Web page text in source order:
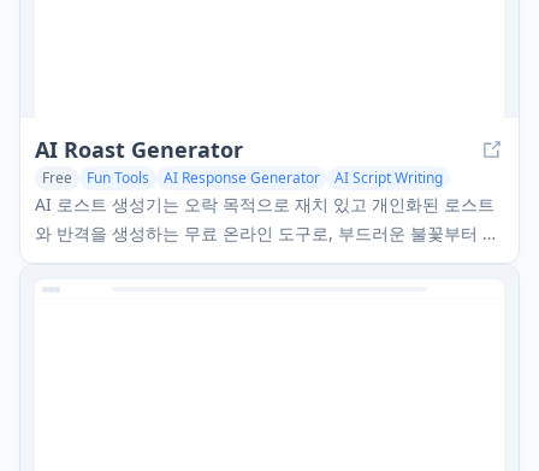
AI Roast Generator
Free Fun Tools AI Response Generator AI Script Writing
AI 로스트 생성기는 오락 목적으로 재치 있고 개인화된 로스트
와 반격을 생성하는 무료 온라인 도구로, 부드러운 불꽃부터 잔
인한 모드까지 다양한 로스팅 스타일을 제공합니다.